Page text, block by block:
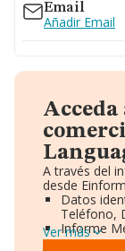
Email
Añadir Email
A través del
desde
Datos
Teléfono,
Informe
Gráficos
Ver más